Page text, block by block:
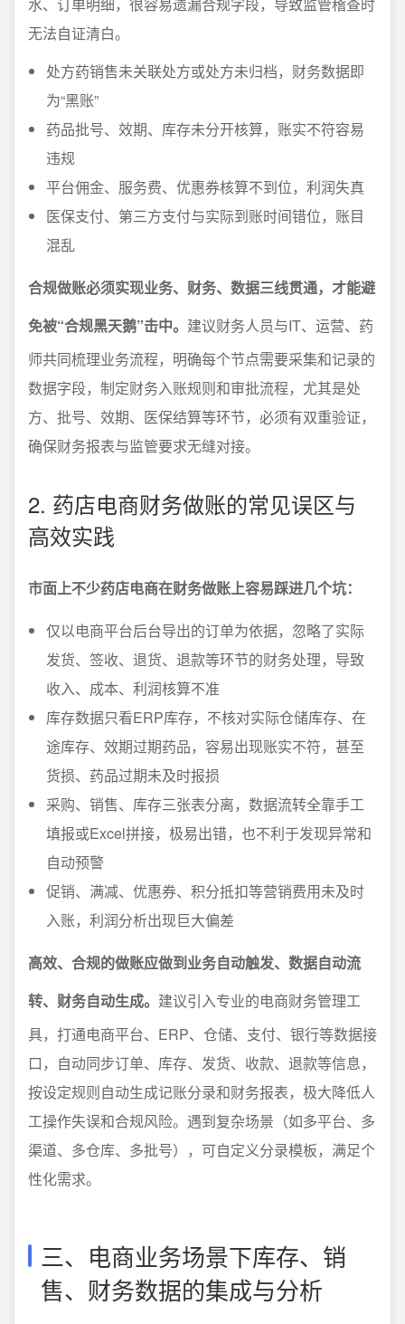
无法自证清白。
处方药销售未关联处方或处方未归档，财务数据即
为“黑账”
药品批号、效期、库存未分开核算，账实不符容易
违规
平台佣金、服务费、优惠券核算不到位，利润失真
医保支付、第三方支付与实际到账时间错位，账目
混乱
合规做账必须实现业务、财务、数据三线贯通，才能避
免被“合规黑天鹅”击中。 建议财务人员与IT、运营、药
师共同梳理业务流程，明确每个节点需要采集和记录的
数据字段，制定财务入账规则和审批流程，尤其是处
方、批号、效期、医保结算等环节，必须有双重验证，
确保财务报表与监管要求无缝对接。
2. 药店电商财务做账的常见误区与
高效实践
市面上不少药店电商在财务做账上容易踩进几个坑：
仅以电商平台后台导出的订单为依据，忽略了实际
发货、签收、退货、退款等环节的财务处理，导致
收入、成本、利润核算不准
库存数据只看ERP库存，不核对实际仓储库存、在
途库存、效期过期药品，容易出现账实不符，甚至
货损、药品过期未及时报损
采购、销售、库存三张表分离，数据流转全靠手工
填报或Excel拼接，极易出错，也不利于发现异常和
自动预警
促销、满减、优惠券、积分抵扣等营销费用未及时
入账，利润分析出现巨大偏差
高效、合规的做账应做到业务自动触发、数据自动流
转、财务自动生成。 建议引入专业的电商财务管理工
具，打通电商平台、ERP、仓储、支付、银行等数据接
口，自动同步订单、库存、发货、收款、退款等信息，
按设定规则自动生成记账分录和财务报表，极大降低人
工操作失误和合规风险。遇到复杂场景（如多平台、多
渠道、多仓库、多批号），可自定义分录模板，满足个
性化需求。
三、电商业务场景下库存、销
售、财务数据的集成与分析